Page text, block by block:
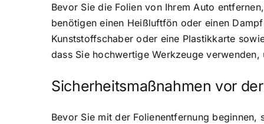
Bevor Sie die Folien von Ihrem Auto
benötigen einen Heißluftfön oder einen
Kunststoffschaber oder eine Plastikkarte
dass Sie hochwertige Werkzeuge
Sicherheitsmaßnahmen vor
Bevor Sie mit der Folienentfernung